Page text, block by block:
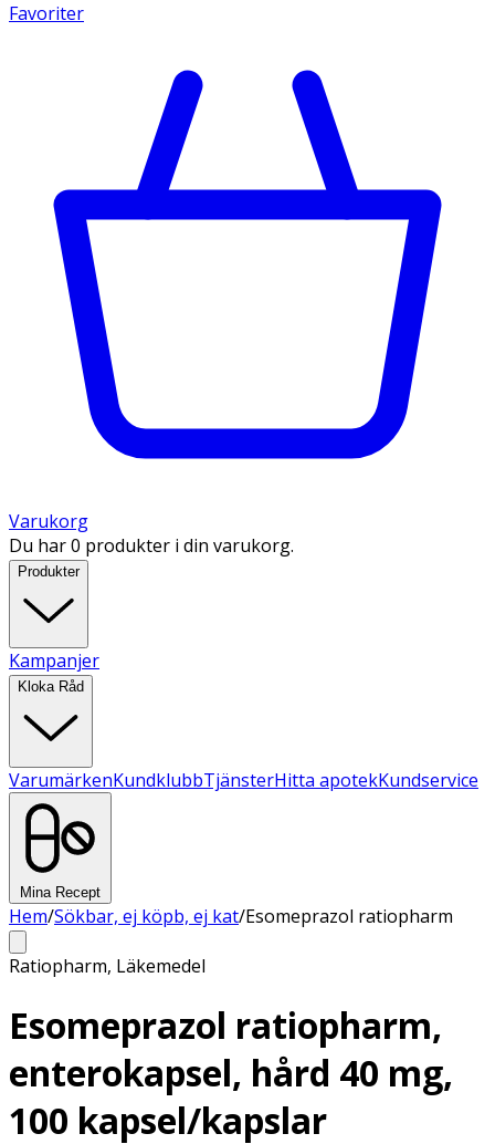
Favoriter
Varukorg
Du har 0 produkter i din varukorg.
Produkter
Kampanjer
Kloka Råd
VarumärkenKundklubbTjänsterHitta apotekKundservice
Mina Recept
Hem/Sökbar, ej köpb, ej kat/Esomeprazol ratiopharm
Ratiopharm, Läkemedel
Esomeprazol ratiopharm,
enterokapsel, hård 40 mg,
100 kapsel/kapslar